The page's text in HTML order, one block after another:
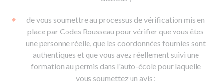
de vous soumettre au processus de vérification mis en
place par Codes Rousseau pour vérifier que vous êtes
une personne réelle, que les coordonnées fournies sont
authentiques et que vous avez réellement suivi une
formation au permis dans l'auto-école pour laquelle
vous soumettez un avis ;